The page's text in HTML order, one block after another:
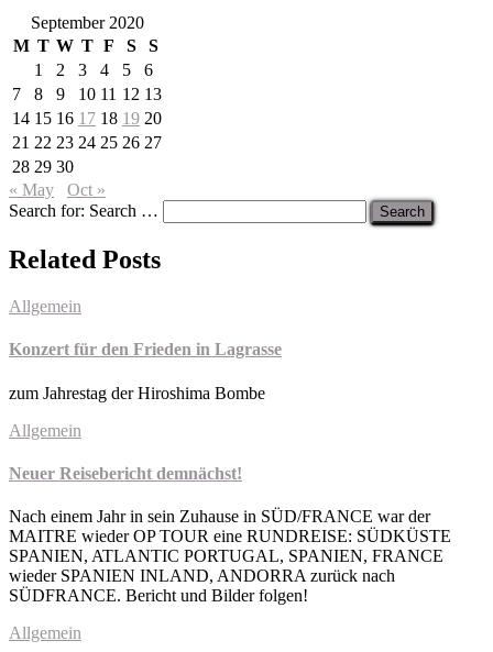
September 2020
M T W T F S
S
1
2 3 4 5
6
7
8 9 10 11 12 13
14 15 16 17 18 19 20
21 22 23 24 25 26 27
28 29 30
« May
Oct »
Search for: Search …
Related Posts
Allgemein
Konzert für den Frieden in Lagrasse
zum Jahrestag der Hiroshima Bombe
Allgemein
Neuer Reisebericht demnächst!
Nach einem Jahr in sein Zuhause in SÜD/FRANCE war der
MAITRE wieder OP TOUR eine RUNDREISE: SÜDKÜSTE
SPANIEN, ATLANTIC PORTUGAL, SPANIEN, FRANCE
wieder SPANIEN INLAND, ANDORRA zurück nach
SÜDFRANCE. Bericht und Bilder folgen!
Allgemein